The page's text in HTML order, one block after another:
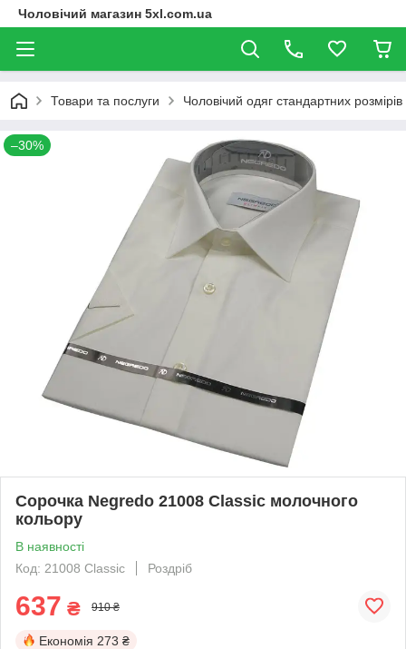
Чоловічий магазин 5xl.com.ua
Товари та послуги Чоловічий одяг стандартних розмірів
–30%
Cорочка Negredo 21008 Classic молочного
кольору
В наявності
Код: 21008 Classic
Роздріб
637 ₴ 910 ₴
Економія 273 ₴